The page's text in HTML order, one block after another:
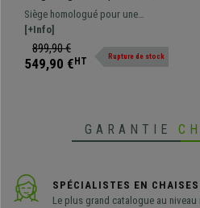
Confort et Résistance
maximum, Utilisation
professionnelle 8 Heures,
Tissu, Noir
Siège homologué pour une
utilisation professionnelle jusqu'à
8 heures. Fabriqué avec des
matériaux très résistants,
[+Info]
899,90 €
549,90 € HT Rupture de stock
GARANTIE
SPÉCIALISTES EN CHAISES
Le plus grand catalogue au niveau